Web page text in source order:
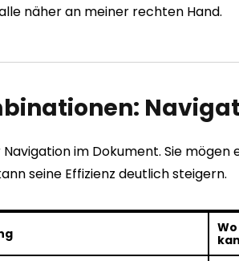
näher an meiner rechten Hand.
im Dokument. Sie mögen
seine Effizienz deutlich steigern.